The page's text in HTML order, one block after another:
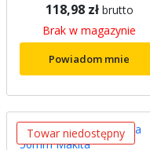
118,98 zł brutto
Brak w magazynie
Powiadom mnie
Towar niedostępny